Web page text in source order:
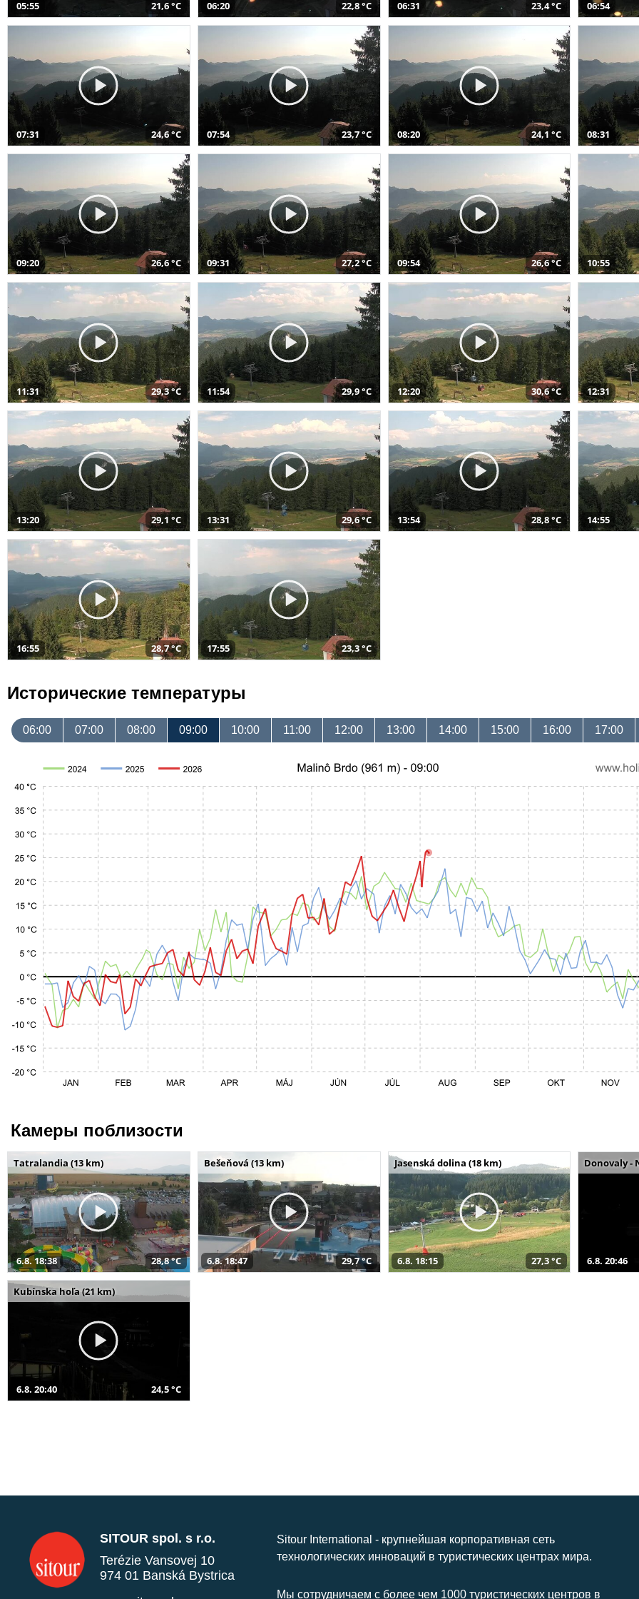
05:55 21,6 °C 06:20 22,8 °C 06:31 23,4 °C 06:54
07:31 24,6 °C 07:54 23,7 °C 08:20 24,1 °C 08:31
09:20 26,6 °C 09:31 27,2 °C 09:54 26,6 °C 10:55
11:31 29,3 °C 11:54 29,9 °C 12:20 30,6 °C 12:31
13:20 29,1 °C 13:31 29,6 °C 13:54 28,8 °C 14:55
16:55 28,7 °C 17:55 23,3 °C
Исторические температуры
06:00 07:00 08:00 09:00 10:00 11:00 12:00 13:00 14:00 15:00 16:00 17:00
Камеры поблизости
Tatralandia (13 km)
6.8. 18:38 28,8 °C
Bešeňová (13 km)
6.8. 18:47 29,7 °C
Jasenská dolina (18 km)
6.8. 18:15 27,3 °C
Donovaly -
6.8. 20:46
Kubínska hoľa (21 km)
6.8. 20:40 24,5 °C
SITOUR spol. s r.o.
Terézie Vansovej 10
974 01 Banská Bystrica
Sitour International - крупнейшая корпоративная сеть
технологических инноваций в туристических центрах мира.
Мы сотрудничаем с более чем 1000 туристических центров в